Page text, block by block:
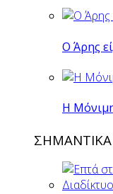
O Άρης
H